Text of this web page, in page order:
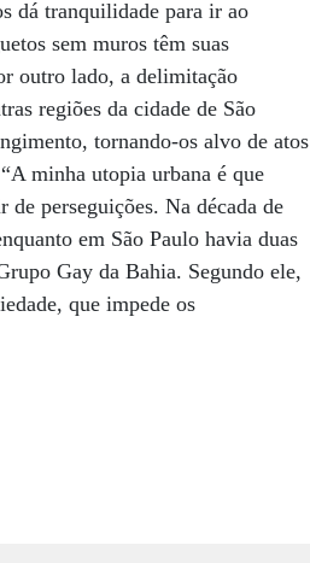
dá tranquilidade para ir ao
sem muros têm suas
outro lado, a delimitação
regiões da cidade de São
tornando-os alvo de atos
minha utopia urbana é que
de perseguições. Na década de
em São Paulo havia duas
Gay da Bahia. Segundo ele,
que impede os